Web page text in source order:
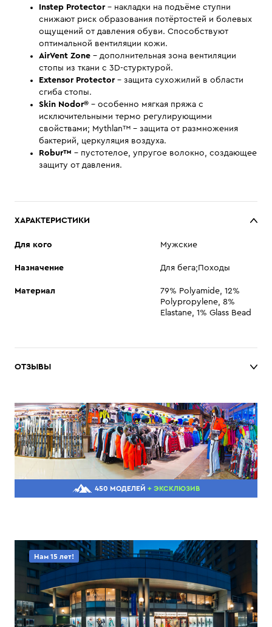
Instep Protector- накладки на подъёме ступни
снижают риск образования потёртостей и болевых
ощущений от давления обуви. Способствуют
оптимальной вентиляции кожи.
AirVent Zone - дополнительная зона вентиляции
стопы из ткани с 3D-стурктурой.
Extensor Protector- защита сухожилий в области
сгиба стопы.
Skin Nodor® - особенно мягкая пряжа с
исключительными термо регулирующими
свойствами; Mythlan™ - защита от размножения
бактерий, церкуляция воздуха.
Robur™ - пустотелое, упругое волокно, создающее
защиту от давления.
ХАРАКТЕРИСТИКИ
Для кого Мужские
Назначение Для бега;Походы
Материал
79% Polyamide, 12%
Polypropylene, 8%
Elastane, 1% Glass Bead
ОТЗЫВЫ
450 МОДЕЛЕЙ + ЭКСКЛЮЗИВ
Нам 15 лет!